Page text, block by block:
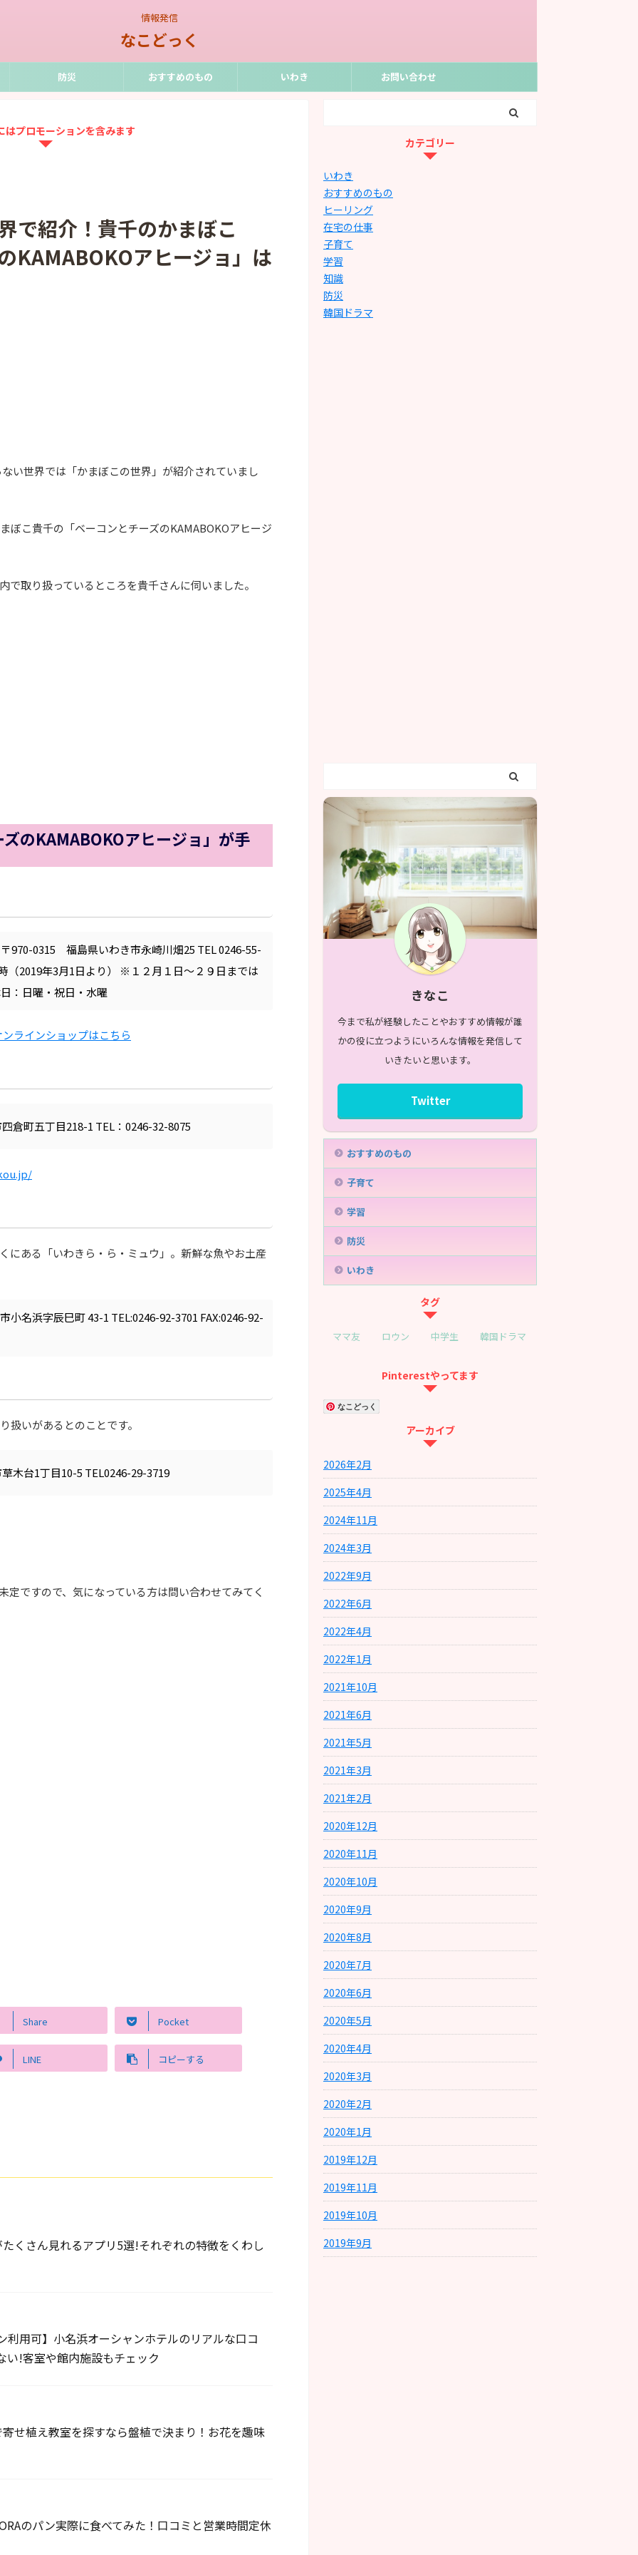
情報発信
なこどっく
防災 おすすめのもの いわき お問い合わせ
はプロモーションを含みます
で紹介！貴千のかまぼこ
KAMABOKOアヒージョ」は
い世界では「かまぼこの世界」が紹介されていまし
ぼこ貴千の「ベーコンとチーズのKAMABOKOアヒージ
で取り扱っているところを貴千さんに伺いました。
のKAMABOKOアヒージョ」が手
0315 福島県いわき市永崎川畑25 TEL 0246-55-
（2019年3月1日より） ※１２月１日～２９日までは
：日曜・祝日・水曜
ラインショップはこちら
倉町五丁目218-1 TEL：0246-32-8075
にある「いわきら・ら・ミュウ」。新鮮な魚やお土産
名浜字辰巳町 43-1 TEL:0246-92-3701 FAX:0246-92-
扱いがあるとのことです。
木台1丁目10-5 TEL0246-29-3719
定ですので、気になっている方は問い合わせてみてく
Share Pocket
LINE コピーする
くさん見れるアプリ5選!それぞれの特徴をくわし
利用可】小名浜オーシャンホテルのリアルな口コ
い!客室や館内施設もチェック
せ植え教室を探すなら盤植で決まり！お花を趣味
のパン実際に食べてみた！口コミと営業時間定休
カテゴリー
いわき
おすすめのもの
ヒーリング
在宅の仕事
子育て
学習
知識
防災
韓国ドラマ
きなこ
今まで私が経験したことやおすすめ情報が誰
かの役に立つようにいろんな情報を発信して
いきたいと思います。
Twitter
おすすめのもの
子育て
学習
防災
いわき
タグ
ママ友 ロウン 中学生 韓国ドラマ
Pinterestやってます
なこどっく
アーカイブ
2026年2月
2025年4月
2024年11月
2024年3月
2022年9月
2022年6月
2022年4月
2022年1月
2021年10月
2021年6月
2021年5月
2021年3月
2021年2月
2020年12月
2020年11月
2020年10月
2020年9月
2020年8月
2020年7月
2020年6月
2020年5月
2020年4月
2020年3月
2020年2月
2020年1月
2019年12月
2019年11月
2019年10月
2019年9月